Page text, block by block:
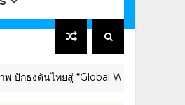
ไทยสู่ “Global Wellness Hub” ร่วมเว